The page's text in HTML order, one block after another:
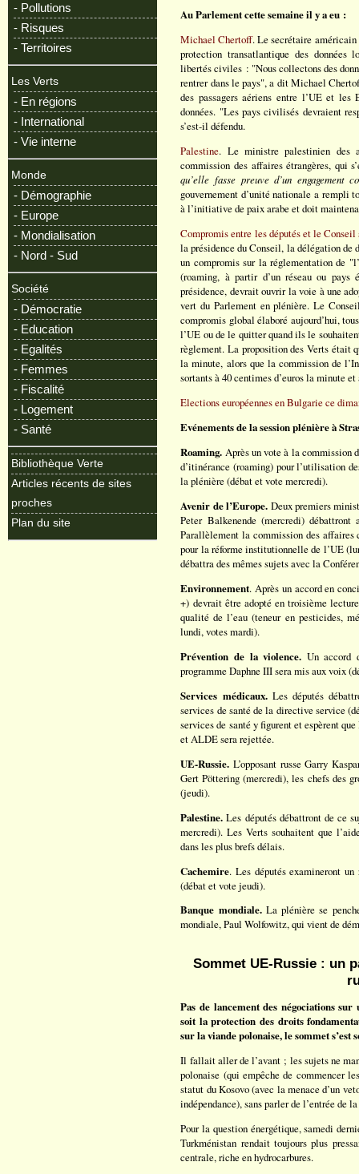
- Pollutions
- Risques
- Territoires
Les Verts
- En régions
- International
- Vie interne
Monde
- Démographie
- Europe
- Mondialisation
- Nord - Sud
Société
- Démocratie
- Education
- Egalités
- Femmes
- Fiscalité
- Logement
- Santé
Bibliothèque Verte
Articles récents de sites
proches
Plan du site
Au Parlement cette semaine il y a eu :
Michael Chertoff. Le secrétaire américain
protection transatlantique des données
libertés civiles : "Nous collectons des
rentrer dans le pays", a dit Michael
des passagers aériens entre l’UE et
données. "Les pays civilisés devraient
s’est-il défendu.
Palestine. Le ministre palestinien des
commission des affaires étrangères, qui
qu’elle fasse preuve d’un engagement
gouvernement d’unité nationale a rempli
à l’initiative de paix arabe et doit
Compromis entre les députés et le
la présidence du Conseil, la délégation de
un compromis sur la réglementation de
(roaming, à partir d’un réseau ou pays
présidence, devrait ouvrir la voie à une
vert du Parlement en plénière. Le
compromis global élaboré aujourd’hui,
l’UE ou de le quitter quand ils le
règlement. La proposition des Verts était
la minute, alors que la commission de
sortants à 40 centimes d’euros la minute
Elections européennes en Bulgarie ce
Evénements de la session plénière à
Roaming. Après un vote à la commission
d’itinérance (roaming) pour l’utilisation
la plénière (débat et vote mercredi).
Avenir de l’Europe. Deux premiers
Peter Balkenende (mercredi)
Parallèlement la commission des
pour la réforme institutionnelle de l’UE
débattra des mêmes sujets avec la
Environnement. Après un accord en
+) devrait être adopté en troisième
qualité de l’eau (teneur en pesticides,
lundi, votes mardi).
Prévention de la violence. Un accord
programme Daphne III sera mis aux voix
Services médicaux.Les députés
services de santé de la directive service
services de santé y figurent et espèrent
et ALDE sera rejettée.
UE-Russie. L’opposant russe Garry
Gert Pöttering (mercredi), les chefs des
(jeudi).
Palestine. Les députés débattront de ce
mercredi). Les Verts souhaitent que
dans les plus brefs délais.
Cachemire. Les députés examineront
(débat et vote jeudi).
Banque mondiale.La plénière se
mondiale, Paul Wolfowitz, qui vient de
Sommet UE-Russie : un
Pas de lancement des négociations
soit la protection des droits
sur la viande polonaise, le sommet
Il fallait aller de l’avant ; les sujets ne
polonaise (qui empêche de commencer
statut du Kosovo (avec la menace d’un
indépendance), sans parler de l’entrée de
Pour la question énergétique, samedi
Turkménistan rendait toujours plus
centrale, riche en hydrocarbures.